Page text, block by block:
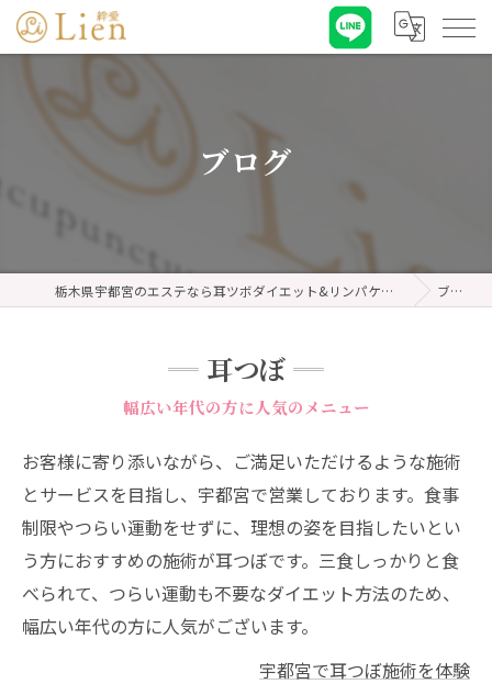
ブログ
栃木県宇都宮のエステなら耳ツボダイエット&リンパケア 絆愛・リアン ブログ
耳つぼ
幅広い年代の方に人気のメニュー
お客様に寄り添いながら、ご満足いただけるような施術
とサービスを目指し、宇都宮で営業しております。食事
制限やつらい運動をせずに、理想の姿を目指したいとい
う方におすすめの施術が耳つぼです。三食しっかりと食
べられて、つらい運動も不要なダイエット方法のため、
幅広い年代の方に人気がございます。
宇都宮で耳つぼ施術を体験